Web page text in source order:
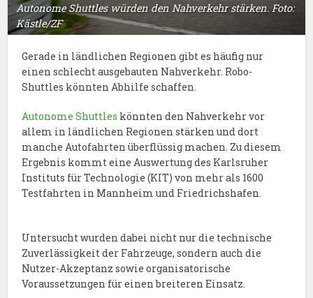
Autonome Shuttles würden den Nahverkehr stärken. Foto:
Kästle/ZF
Gerade in ländlichen Regionen gibt es häufig nur
einen schlecht ausgebauten Nahverkehr. Robo-
Shuttles könnten Abhilfe schaffen.
Autonome Shuttles könnten den Nahverkehr vor
allem in ländlichen Regionen stärken und dort
manche Autofahrten überflüssig machen. Zu diesem
Ergebnis kommt eine Auswertung des Karlsruher
Instituts für Technologie (KIT) von mehr als 1600
Testfahrten in Mannheim und Friedrichshafen.
Untersucht wurden dabei nicht nur die technische
Zuverlässigkeit der Fahrzeuge, sondern auch die
Nutzer-Akzeptanz sowie organisatorische
Voraussetzungen für einen breiteren Einsatz.